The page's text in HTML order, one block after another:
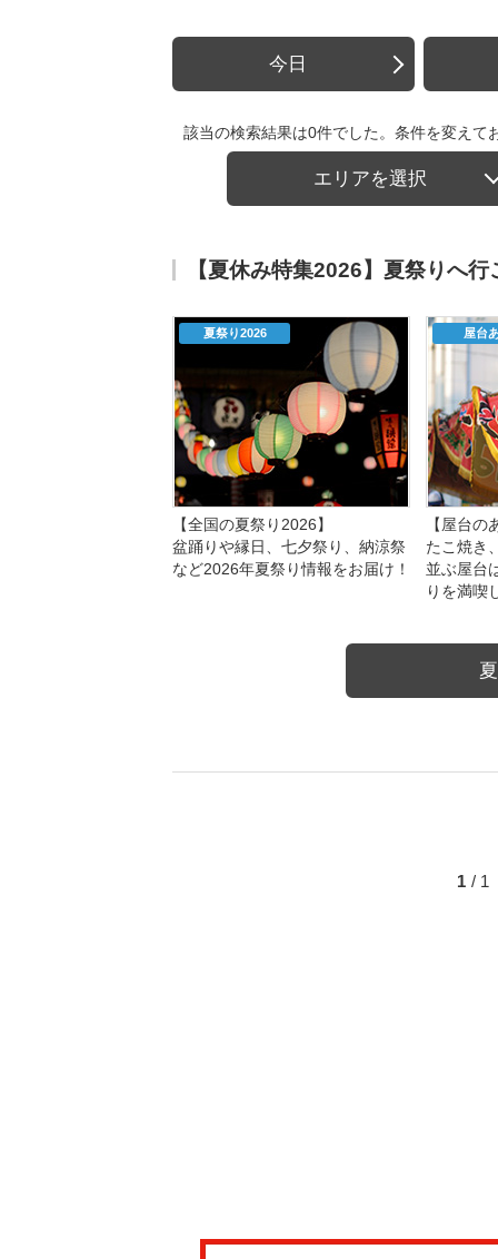
今日
該当の検索結果は0件でした。条件を変えて
エリアを選択
【夏休み特集2026】夏祭りへ
夏祭り2026
【全国の夏祭り2026】
盆踊りや縁日、七夕祭り、納涼祭
など2026年夏祭り情報をお届け！
屋台
【屋台
たこ焼き
並ぶ屋台
りを満喫
1 / 1